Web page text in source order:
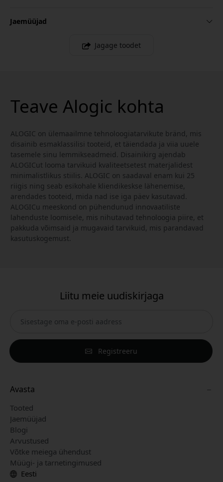
Jaemüüjad
Jagage toodet
Teave Alogic kohta
ALOGIC on ülemaailmne tehnoloogiatarvikute bränd, mis
disainib esmaklassilisi tooteid, et täiendada ja viia uuele
tasemele sinu lemmikseadmeid. Disainikirg ajendab
ALOGICut looma tarvikuid kvaliteetsetest materjalidest
minimalistlikus stiilis. ALOGIC on saadaval enam kui 25
riigis ning seab esikohale kliendikeskse lähenemise,
arendades tooteid, mida nad ise iga päev kasutavad.
ALOGICu meeskond on pühendunud innovaatiliste
lahenduste loomisele, mis nihutavad tehnoloogia piire, et
pakkuda võimsaid ja mugavaid tarvikuid, mis parandavad
kasutuskogemust.
Liitu meie uudiskirjaga
Registreeru
Avasta
Tooted
Jaemüüjad
Blogi
Arvustused
Võtke meiega ühendust
Müügi- ja tarnetingimused
Eesti